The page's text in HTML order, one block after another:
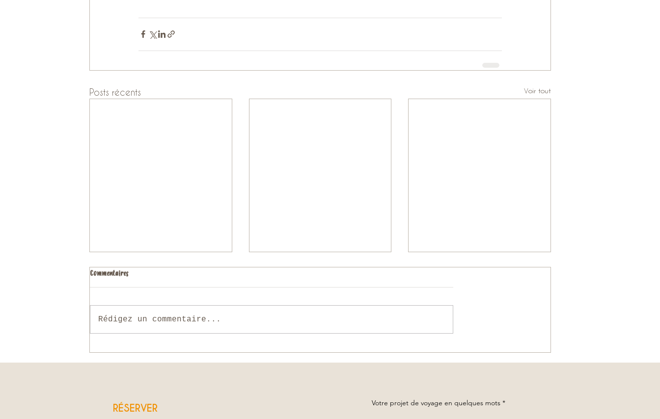
Posts récents Voir tout
Commentaires
Rédigez un commentaire...
RÉSERVER Votre projet de voyage en quelques mots *